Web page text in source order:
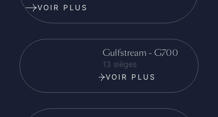
VOIR PLUS
Gulfstream - G700
13 sièges
VOIR PLUS